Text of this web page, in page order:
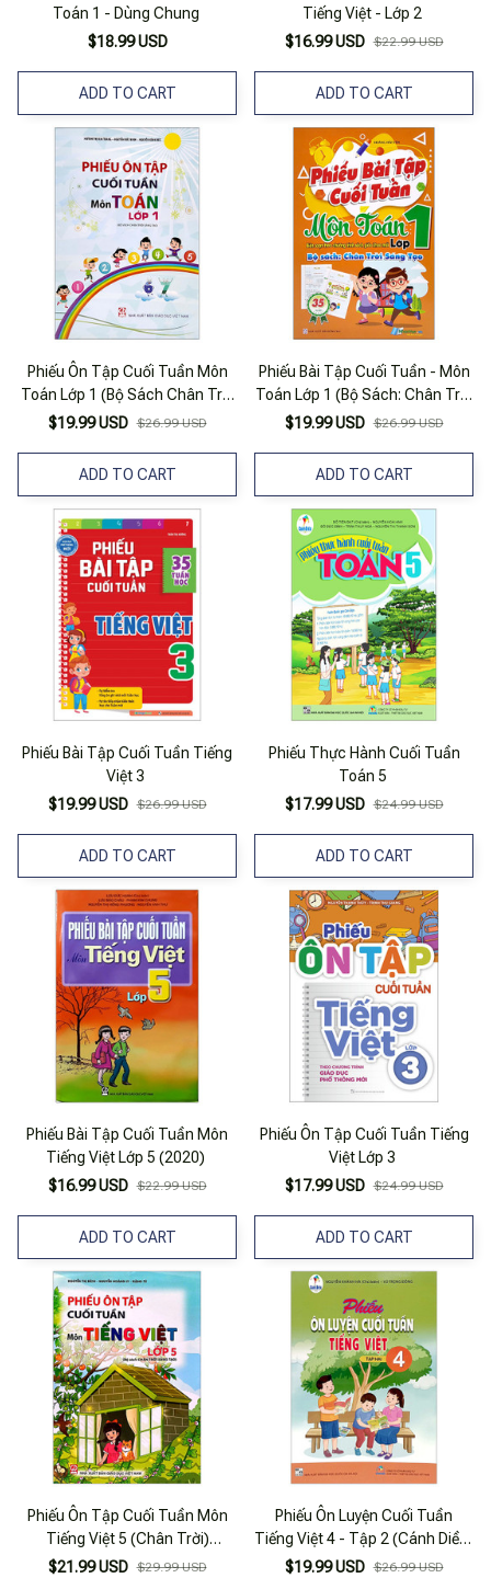
Toán 1 - Dùng Chung
$18.99 USD
ADD TO CART
Tiếng Việt - Lớp 2
$16.99 USD $22.99 USD
ADD TO CART
Phiếu Ôn Tập Cuối Tuần Môn
Toán Lớp 1 (Bộ Sách Chân Trời
Sáng Tạo)
$19.99 USD $26.99 USD
ADD TO CART
Phiếu Bài Tập Cuối Tuần - Môn
Toán Lớp 1 (Bộ Sách: Chân Trời
Sáng Tạo)
$19.99 USD $26.99 USD
ADD TO CART
Phiếu Bài Tập Cuối Tuần Tiếng
Việt 3
$19.99 USD $26.99 USD
ADD TO CART
Phiếu Thực Hành Cuối Tuần
Toán 5
$17.99 USD $24.99 USD
ADD TO CART
Phiếu Bài Tập Cuối Tuần Môn
Tiếng Việt Lớp 5 (2020)
$16.99 USD $22.99 USD
ADD TO CART
Phiếu Ôn Tập Cuối Tuần Tiếng
Việt Lớp 3
$17.99 USD $24.99 USD
ADD TO CART
Phiếu Ôn Tập Cuối Tuần Môn
Tiếng Việt 5 (Chân Trời)
(Chuẩn)
$21.99 USD $29.99 USD
Phiếu Ôn Luyện Cuối Tuần
Tiếng Việt 4 - Tập 2 (Cánh Diều)
(2023)
$19.99 USD $26.99 USD